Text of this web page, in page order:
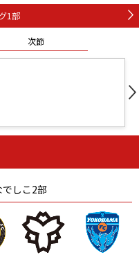
1部
次節
石人の星
静岡 愛媛Ｌ
でしこ2部